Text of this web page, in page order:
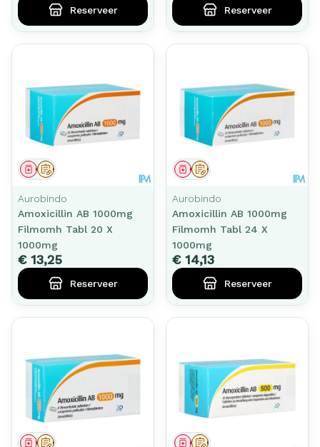
Reserveer Reserveer
Op voorschrift
Geneesmiddel
Aurobindo
Amoxicillin AB 1000mg
Filmomh Tabl 20 X
1000mg
€ 13,25
Reserveer
Op voorschrift
Geneesmiddel
Aurobindo
Amoxicillin AB 1000mg
Filmomh Tabl 24 X
1000mg
€ 14,13
Reserveer
Op voorschrift
Geneesmiddel Op voorschrift
Geneesmiddel